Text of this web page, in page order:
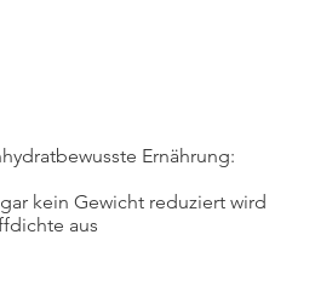
Ernährung:
kein Gewicht reduziert wird
aus